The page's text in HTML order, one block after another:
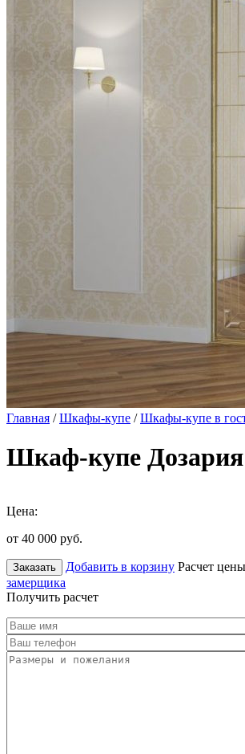
Главная /Шкафы-купе /Шкафы-купе в
Шкаф-купе Дозария
Цена:
от 40 000 руб.
Заказать Добавить в корзину Расчет цены
замерщика
Получить расчет